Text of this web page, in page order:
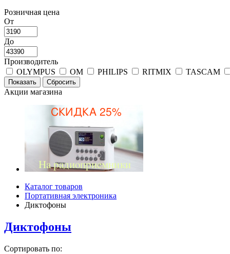
Розничная цена
От
До
Производитель
OLYMPUS
OM PHILIPS RITMIX TASCAM
Акции магазина
Каталог товаров
Портативная электроника
Диктофоны
Диктофоны
Сортировать по: